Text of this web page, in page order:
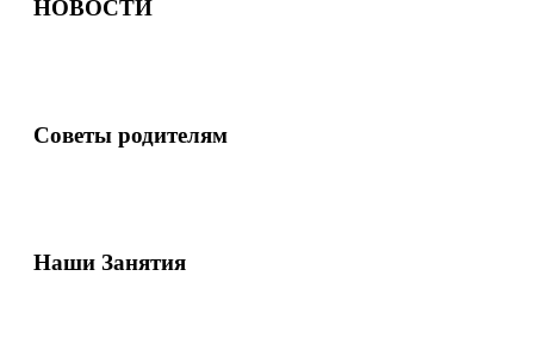
НОВОСТИ
Советы родителям
Наши Занятия